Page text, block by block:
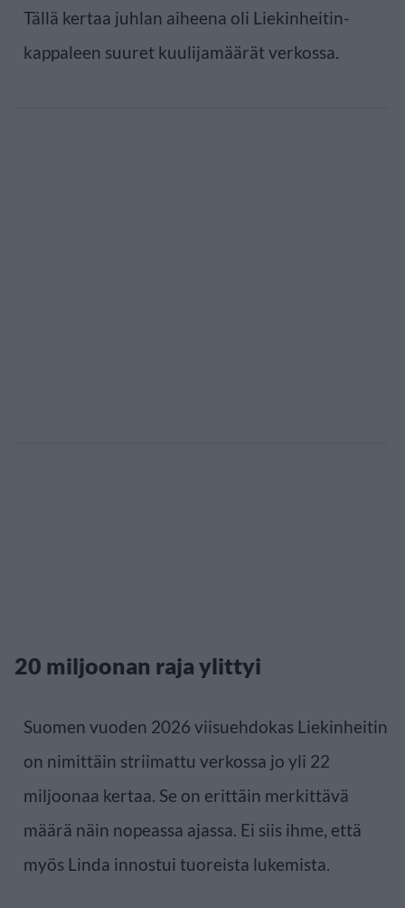
Tällä kertaa juhlan aiheena oli Liekinheitin-
kappaleen suuret kuulijamäärät verkossa.
20 miljoonan raja ylittyi
Suomen vuoden 2026 viisuehdokas Liekinheitin
on nimittäin striimattu verkossa jo yli 22
miljoonaa kertaa. Se on erittäin merkittävä
määrä näin nopeassa ajassa. Ei siis ihme, että
myös Linda innostui tuoreista lukemista.